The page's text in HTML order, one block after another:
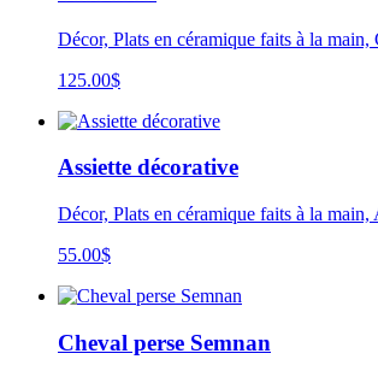
Décor, Plats en céramique faits à la main,
125.00$
Assiette décorative
Décor, Plats en céramique faits à la main,
55.00$
Cheval perse Semnan